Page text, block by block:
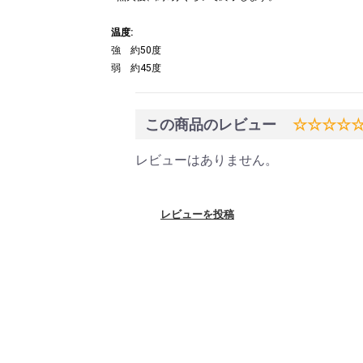
温度:
強 約50度
弱 約45度
この商品のレビュー
レビューはありません。
レビューを投稿